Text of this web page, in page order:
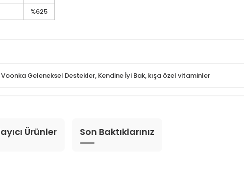
%625
Voonka Geleneksel Destekler, Kendine İyi Bak, kışa özel vitaminler
Ürünler Son Baktıklarınız